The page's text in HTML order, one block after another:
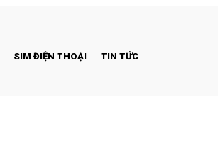
SIM ĐIỆN THOẠI TIN TỨC